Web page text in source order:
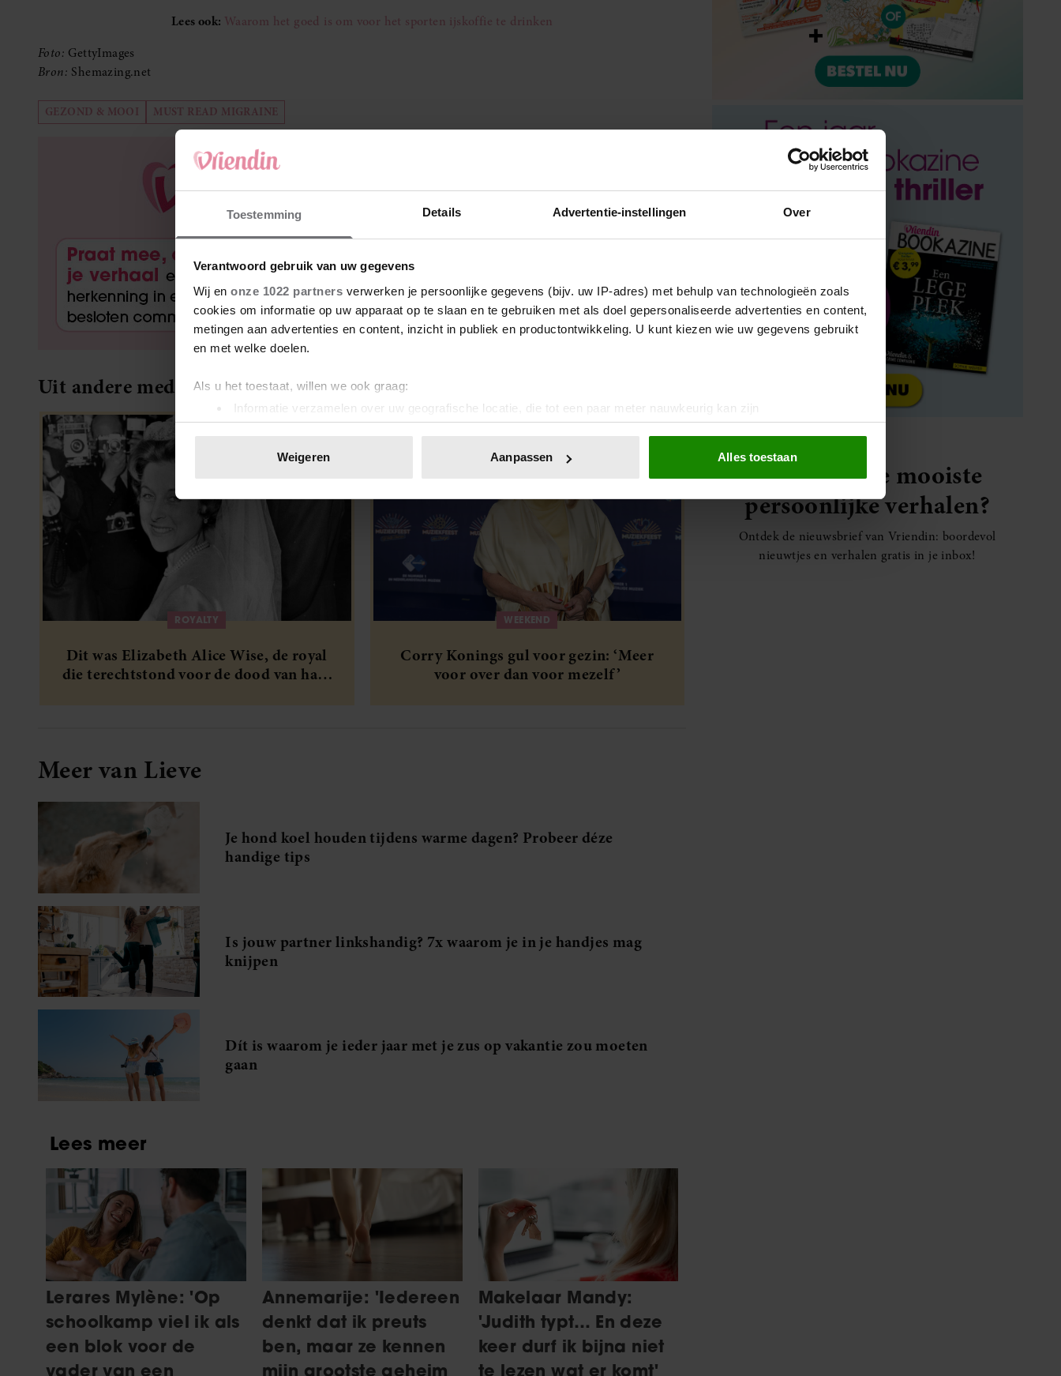
Toestemming Details Advertentie-instellingen Over
Verantwoord gebruik van uw gegevens
Wij en onze 1022 partners verwerken je persoonlijke gegevens (bijv. uw IP-adres) met behulp van technologieën zoals
cookies om informatie op uw apparaat op te slaan en te gebruiken met als doel gepersonaliseerde advertenties en content,
metingen aan advertenties en content, inzicht in publiek en productontwikkeling. U kunt kiezen wie uw gegevens gebruikt
en met welke doelen.
Als u het toestaat, willen we ook graag:
Informatie verzamelen over uw geografische locatie, die tot een paar meter nauwkeurig kan zijn
Uw apparaat identificeren door het actief te scannen op specifieke eigenschappen (fingerprinting)
toestemming op elk moment wijzigen of intrekken in de Cookieverklaring.
We gebruiken cookies om content en advertenties te personaliseren, om functies voor social media te bieden en om ons
websiteverkeer te analyseren. Ook delen we informatie over uw gebruik van onze site met onze partners voor social
media, adverteren en analyse. Deze partners kunnen deze gegevens combineren met andere informatie die u aan ze heeft
verstrekt of die ze hebben verzameld op basis van uw gebruik van hun services. U gaat akkoord met onze cookies als u
Weigeren Aanpassen Alles toestaan
Lees ook: Waarom het goed is om voor het sporten ijskoffie te drinken
Foto: GettyImages
Bron: Shemazing.net
GEZOND & MOOI MUST READ MIGRAINE
Uit andere media
ROYALTY
Dit was Elizabeth Alice Wise, de royal
die terechtstond voor de dood van haar
WEEKEND
Corry Konings gul voor gezin: ‘Meer
voor over dan voor mezelf’
Meer van Lieve
Je hond koel houden tijdens warme dagen? Probeer déze
handige tips
Is jouw partner linkshandig? 7x waarom je in je handjes mag
knijpen
Dít is waarom je ieder jaar met je zus op vakantie zou moeten
gaan
Elke week de mooiste
persoonlijke verhalen?
Ontdek de nieuwsbrief van Vriendin: boordevol
nieuwtjes en verhalen gratis in je inbox!